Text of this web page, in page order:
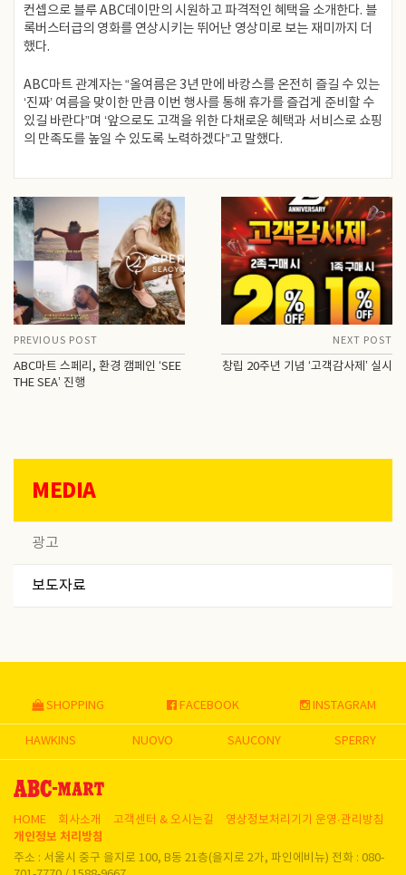
컨셉으로 블루 ABC데이만의 시원하고 파격적인 혜택을 소개한다. 블
록버스터급의 영화를 연상시키는 뛰어난 영상미로 보는 재미까지 더
했다.
ABC마트 관계자는 “올여름은 3년 만에 바캉스를 온전히 즐길 수 있는
‘진짜’ 여름을 맞이한 만큼 이번 행사를 통해 휴가를 즐겁게 준비할 수
있길 바란다”며 ‘앞으로도 고객을 위한 다채로운 혜택과 서비스로 쇼핑
의 만족도를 높일 수 있도록 노력하겠다”고 말했다.
PREVIOUS POST
ABC마트 스페리, 환경 캠페인 ‘SEE
THE SEA’ 진행
NEXT POST
창립 20주년 기념 ‘고객감사제’ 실시
MEDIA
광고
보도자료
SHOPPING FACEBOOK INSTAGRAM
HAWKINS NUOVO SAUCONY SPERRY
HOME 회사소개 고객센터 & 오시는길 영상정보처리기기 운영∙관리방침
개인정보 처리방침
주소 : 서울시 중구 을지로 100, B동 21층(을지로 2가, 파인에비뉴) 전화 : 080-